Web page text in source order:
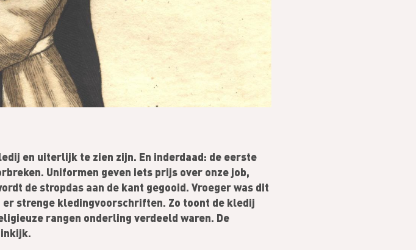
en uiterlijk te zien zijn. En inderdaad: de eerste
Uniformen geven iets prijs over onze job,
de stropdas aan de kant gegooid. Vroeger was dit
strenge kledingvoorschriften. Zo toont de kledij
rangen onderling verdeeld waren. De